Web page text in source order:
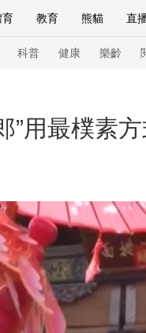
育 教育 熊貓 直
熱解讀 天天學習
下載央視影音
科普 健康 樂齡
妙語 央視快評 央
VR/AR 4K專區
列 人生第一次 人生
CBA
”用最樸素